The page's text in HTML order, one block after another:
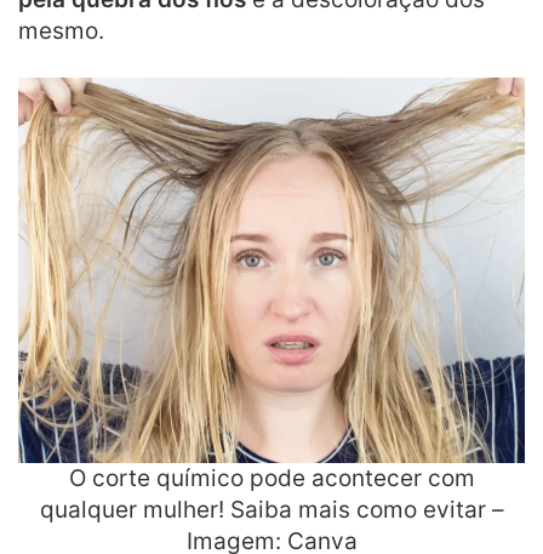
mesmo.
O corte químico pode acontecer com
qualquer mulher! Saiba mais como evitar –
Imagem: Canva